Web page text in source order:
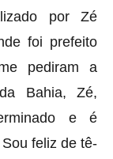
por Zé
foi prefeito
pediram a
Bahia, Zé,
e é
feliz de tê-